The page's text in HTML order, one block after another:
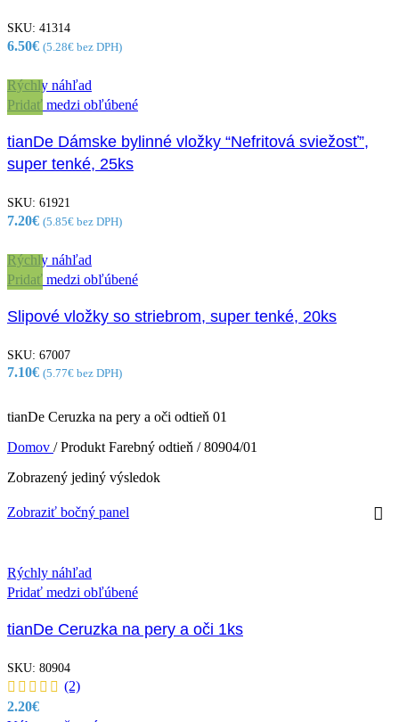
SKU: 41314
6.50€ (5.28€ bez DPH)
Rýchly náhľad
Pridať medzi obľúbené
tianDe Dámske bylinné vložky “Nefritová sviežosť”,
super tenké, 25ks
SKU: 61921
7.20€ (5.85€ bez DPH)
Rýchly náhľad
Pridať medzi obľúbené
Slipové vložky so striebrom, super tenké, 20ks
SKU: 67007
7.10€ (5.77€ bez DPH)
tianDe Ceruzka na pery a oči odtieň 01
Domov / Produkt Farebný odtieň / 80904/01
Zobrazený jediný výsledok
Zobraziť bočný panel
Rýchly náhľad
Pridať medzi obľúbené
tianDe Ceruzka na pery a oči 1ks
SKU: 80904
(2)
2.20€